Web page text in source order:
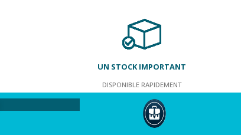
UN STOCK IMPORTANT
DISPONIBLE RAPIDEMENT